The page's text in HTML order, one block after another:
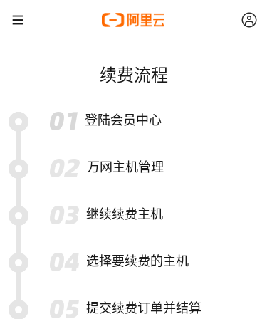
续费流程
登陆会员中心
万网主机管理
继续续费主机
选择要续费的主机
提交续费订单并结算